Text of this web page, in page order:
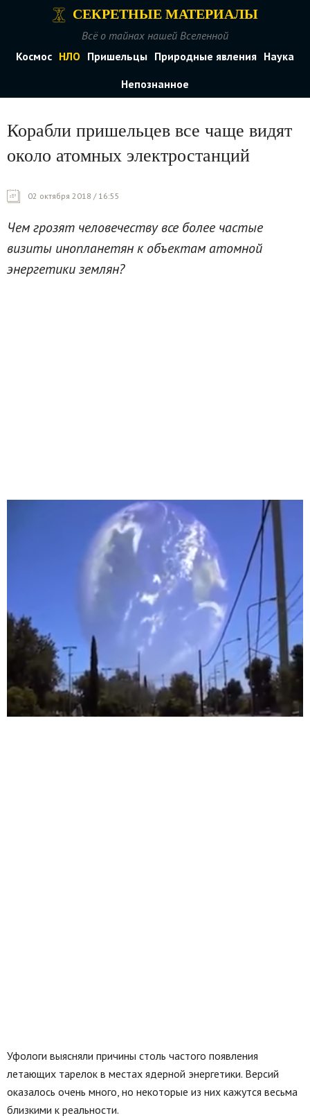
СЕКРЕТНЫЕ МАТЕРИАЛЫ
Всё о тайнах нашей Вселенной
Космос НЛО Пришельцы Природные явления Наука
Непознанное
Корабли пришельцев все чаще видят
около атомных электростанций
02 октября 2018 / 16:55
Чем грозят человечеству все более частые
визиты инопланетян к объектам атомной
энергетики землян?
Уфологи выясняли причины столь частого появления
летающих тарелок в местах ядерной энергетики. Версий
оказалось очень много, но некоторые из них кажутся весьма
близкими к реальности.